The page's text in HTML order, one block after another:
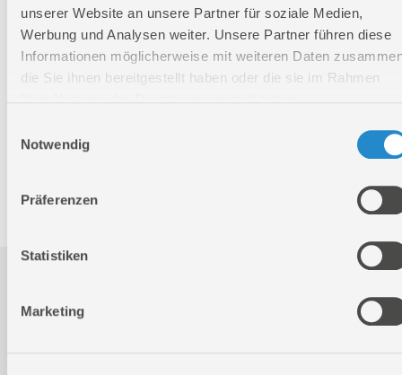
unserer Website an unsere Partner für soziale Medien,
Werbung und Analysen weiter. Unsere Partner führen diese
Informationen möglicherweise mit weiteren Daten
die Sie ihnen bereitgestellt haben oder die sie im Rahmen
Notwendig
Präferenzen
Statistiken
Marketing
Länge
87 mm
Breite
36 mm
Höhe
162 mm
Bruttogewicht:
Artikelnummer: